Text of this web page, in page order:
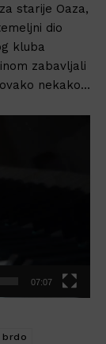
starije Oaza,
dio
kluba
zabavljali
nekako…
07:07
brdo